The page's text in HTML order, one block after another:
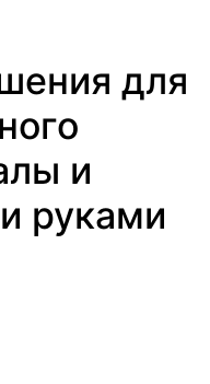
для
и
руками